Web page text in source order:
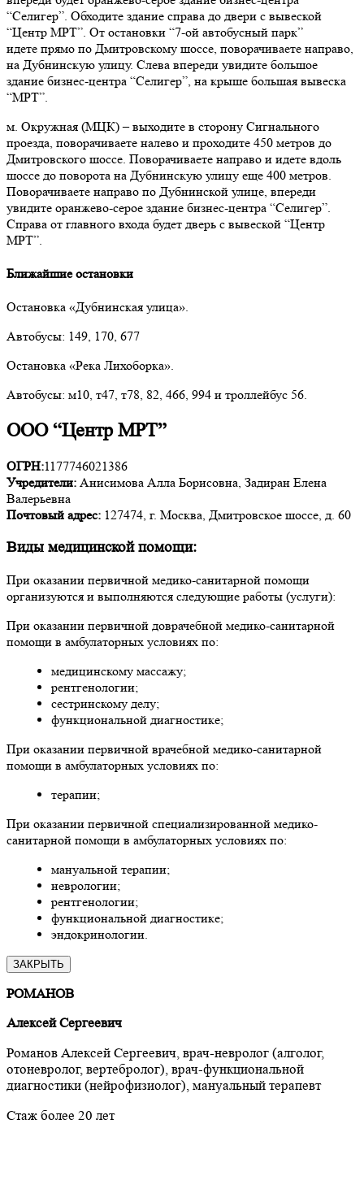
“Селигер”. Обходите здание справа до двери с вывеской
“Центр МРТ”. От остановки “7-ой автобусный парк”
идете прямо по Дмитровскому шоссе, поворачиваете направо,
на Дубнинскую улицу. Слева впереди увидите большое
здание бизнес-центра “Селигер”, на крыше большая вывеска
“МРТ”.
м. Окружная (МЦК)–выходите в сторону Сигнального
проезда, поворачиваете налево и проходите 450 метров до
Дмитровского шоссе. Поворачиваете направо и идете вдоль
шоссе до поворота на Дубнинскую улицу еще 400 метров.
Поворачиваете направо по Дубнинской улице, впереди
увидите оранжево-серое здание бизнес-центра “Селигер”.
Справа от главного входа будет дверь с вывеской “Центр
МРТ”.
Ближайшие остановки
Остановка «Дубнинская улица».
Автобусы: 149, 170, 677
Остановка «Река Лихоборка».
Автобусы: м10, т47, т78, 82, 466, 994 и троллейбус 56.
ООО “Центр МРТ”
ОГРН:1177746021386
Учредители: Анисимова Алла Борисовна, Задиран Елена
Валерьевна
Почтовый адрес: 127474, г. Москва, Дмитровское шоссе, д. 60
Виды медицинской помощи:
При оказании первичной медико-санитарной помощи
организуются и выполняются следующие работы (услуги):
При оказании первичной доврачебной медико-санитарной
помощи в амбулаторных условиях по:
медицинскому массажу;
рентгенологии;
сестринскому делу;
функциональной диагностике;
При оказании первичной врачебной медико-санитарной
помощи в амбулаторных условиях по:
терапии;
При оказании первичной специализированной медико-
санитарной помощи в амбулаторных условиях по:
мануальной терапии;
неврологии;
рентгенологии;
функциональной диагностике;
эндокринологии.
ЗАКРЫТЬ
РОМАНОВ
Алексей Сергеевич
Романов Алексей Сергеевич, врач-невролог (алголог,
отоневролог, вертебролог), врач-функциональной
диагностики (нейрофизиолог), мануальный терапевт
Стаж более 20 лет